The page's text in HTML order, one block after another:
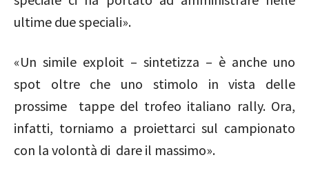
ultime due speciali».
«Un simile exploit – sintetizza – è anche uno
spot oltre che uno stimolo in vista delle
prossime tappe del trofeo italiano rally. Ora,
infatti, torniamo a proiettarci sul campionato
con la volontà di dare il massimo».